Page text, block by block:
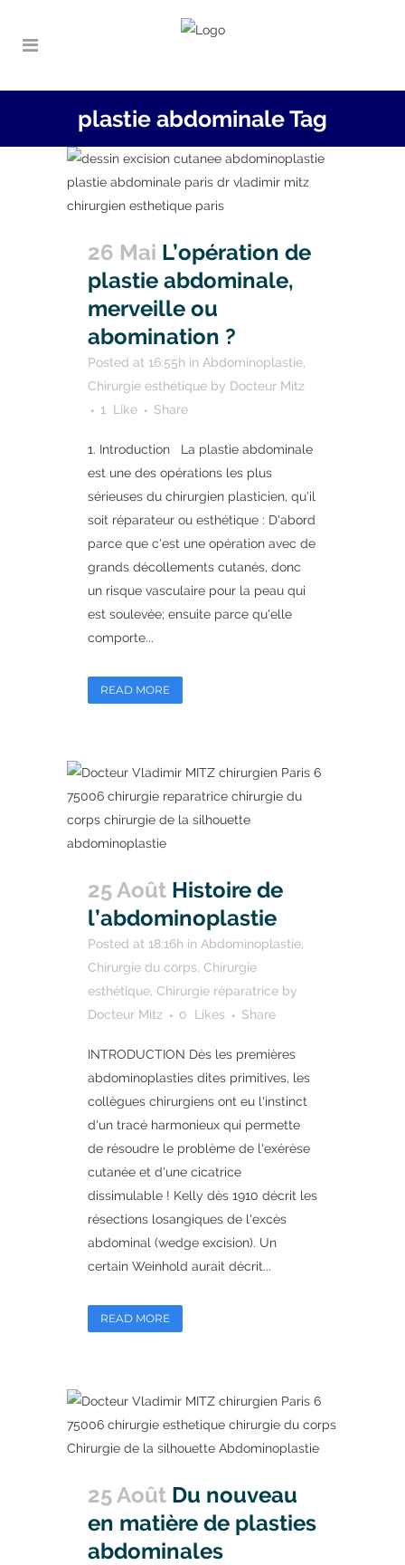
plastie abdominale Tag
26 Mai L’opération de
plastie abdominale,
merveille ou
abomination ?
Posted at 16:55h in Abdominoplastie,
Chirurgie esthétique by Docteur Mitz
1
Like Share
1. Introduction La plastie abdominale
est une des opérations les plus
sérieuses du chirurgien plasticien, qu'il
soit réparateur ou esthétique : D'abord
parce que c'est une opération avec de
grands décollements cutanés, donc
un risque vasculaire pour la peau qui
est soulevée; ensuite parce qu'elle
comporte...
READ MORE
25 Août Histoire de
l’abdominoplastie
Posted at 18:16h in Abdominoplastie,
Chirurgie du corps, Chirurgie
esthétique, Chirurgie réparatrice by
Docteur Mitz
0 Likes Share
INTRODUCTION Dès les premières
abdominoplasties dites primitives, les
collègues chirurgiens ont eu l'instinct
d'un tracé harmonieux qui permette
de résoudre le problème de l'exérèse
cutanée et d'une cicatrice
dissimulable ! Kelly dès 1910 décrit les
résections losangiques de l'excès
abdominal (wedge excision). Un
certain Weinhold aurait décrit...
READ MORE
25 Août Du nouveau
en matière de plasties
abdominales